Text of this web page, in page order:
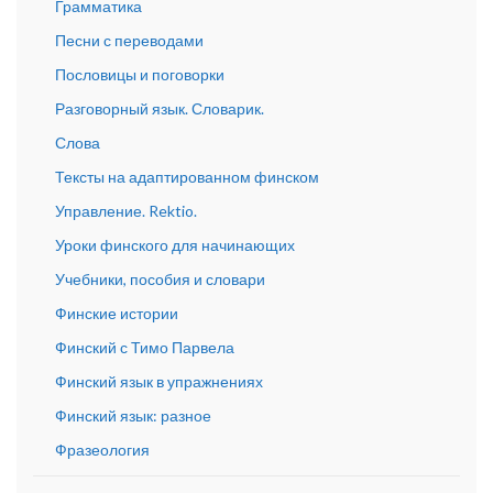
Грамматика
Песни с переводами
Пословицы и поговорки
Разговорный язык. Словарик.
Слова
Тексты на адаптированном финском
Управление. Rektio.
Уроки финского для начинающих
Учебники, пособия и словари
Финские истории
Финский с Тимо Парвела
Финский язык в упражнениях
Финский язык: разное
Фразеология